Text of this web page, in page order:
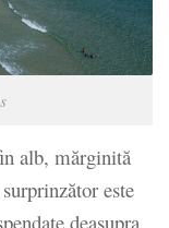
alb, mărginită
este
deasupra